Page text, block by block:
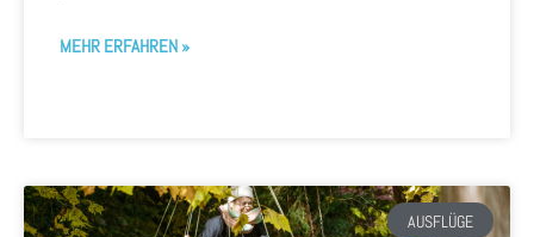
MEHR ERFAHREN »
AUSFLÜGE